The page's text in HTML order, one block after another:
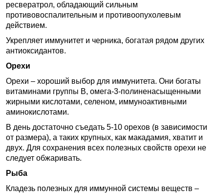
ресвератрол, обладающий сильным
противовоспалительным и противоопухолевым
действием.
Укрепляет иммунитет и черника, богатая рядом других
антиоксидантов.
Орехи
Орехи – хороший выбор для иммунитета. Они богаты
витаминами группы B, омега-3-полиненасыщенными
жирными кислотами, селеном, иммуноактивными
аминокислотами.
В день достаточно съедать 5-10 орехов (в зависимости
от размера), а таких крупных, как макадамия, хватит и
двух. Для сохранения всех полезных свойств орехи не
следует обжаривать.
Рыба
Кладезь полезных для иммунной системы веществ –